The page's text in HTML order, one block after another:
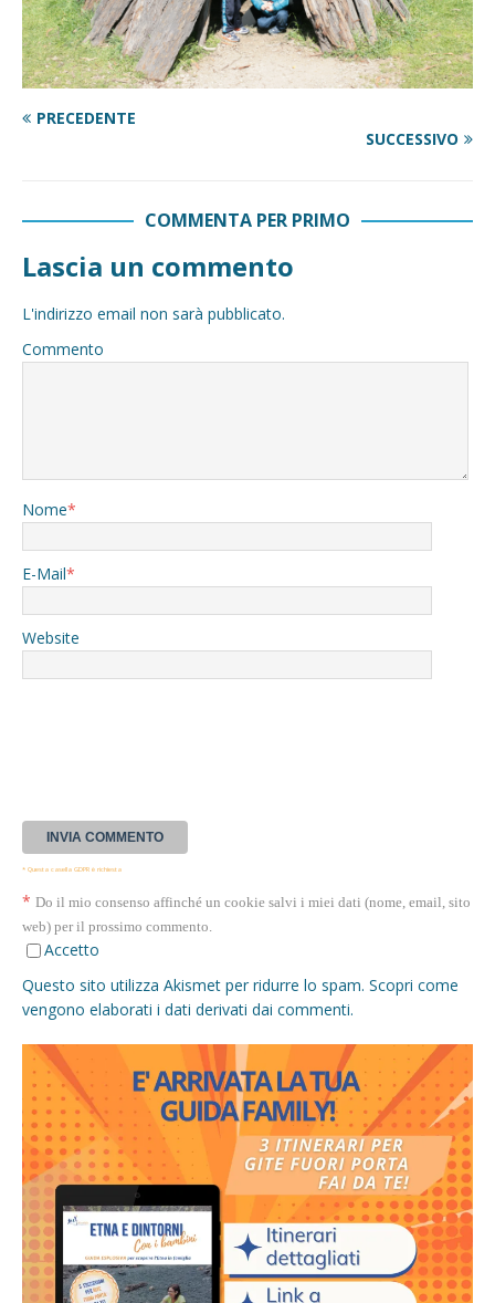
PRECEDENTE
SUCCESSIVO
COMMENTA PER PRIMO
Lascia un commento
L'indirizzo email non sarà pubblicato.
Commento
Nome*
E-Mail*
Website
* Questa casella GDPR è richiesta
* Do il mio consenso affinché un cookie salvi i miei dati (nome, email, sito
web) per il prossimo commento.
Accetto
Questo sito utilizza Akismet per ridurre lo spam. Scopri come
vengono elaborati i dati derivati dai commenti.